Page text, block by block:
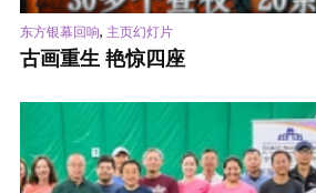
东方银幕回响, 主页幻灯片
古画重生 艳惊四座